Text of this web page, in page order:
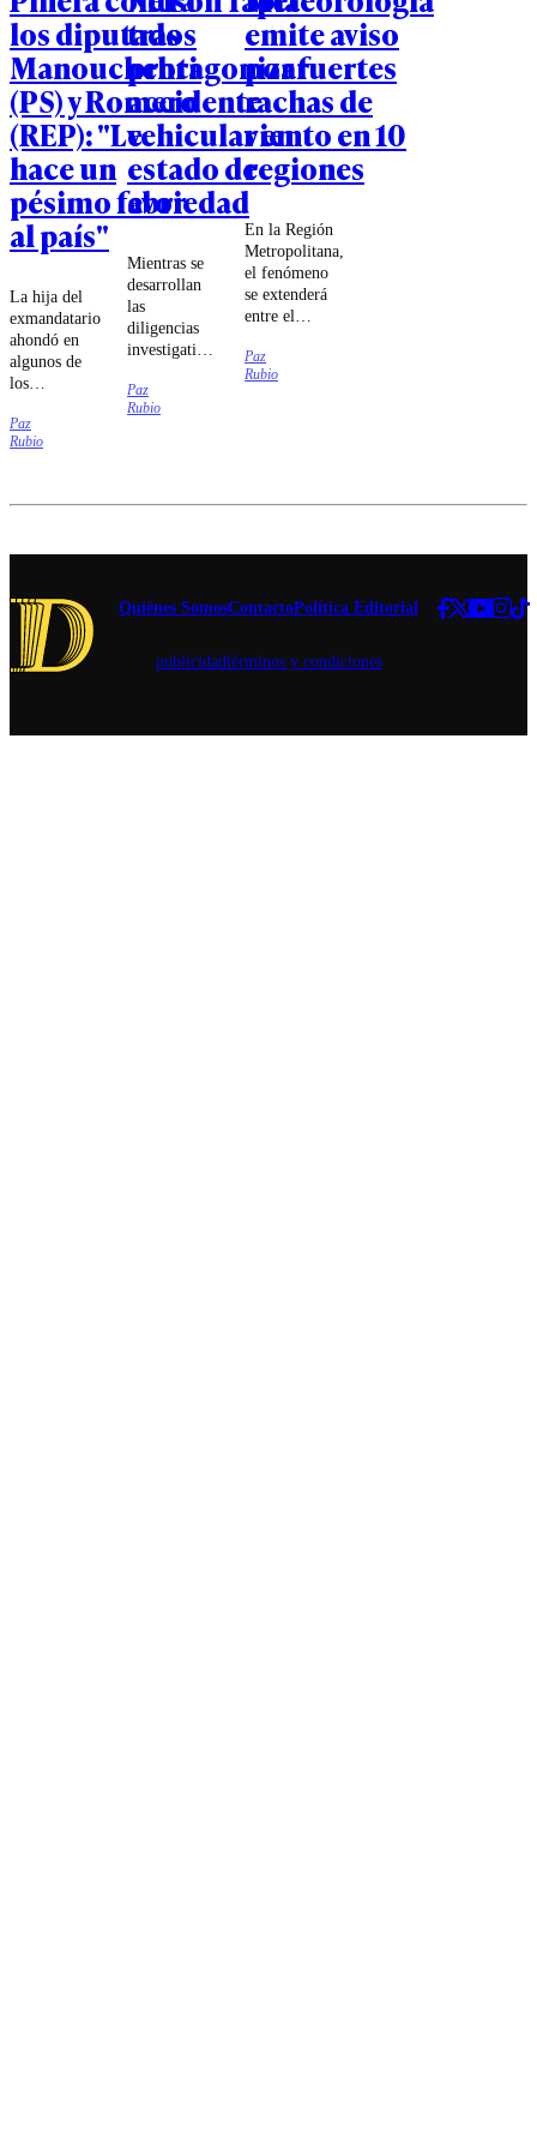
los diputados
Manouchehri
(PS) y Romero
(REP): "Le
hace un
pésimo favor
al país"
La hija del
exmandatario
ahondó en
algunos de
los
del
Congreso.
Paz
Rubio
tras
protagonizar
accidente
vehicular en
estado de
ebriedad
Mientras se
desarrollan
las
diligencias
investigativas
siniestro vial,
el
Paz
Rubio
emite aviso
por fuertes
rachas de
viento en 10
regiones
En la Región
Metropolitana,
el fenómeno
se extenderá
entre el
el jueves 13
de agosto.
Paz
Rubio
Quiénes SomosContactoPolítica Editorial
publicidadtérminos y condiciones